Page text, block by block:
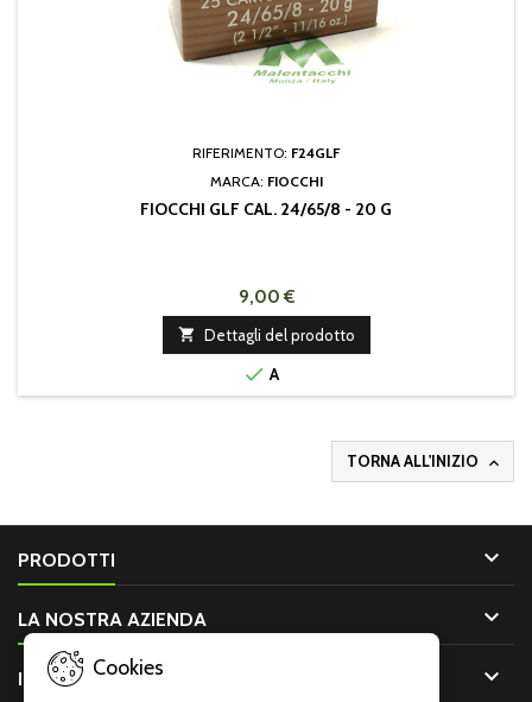
RIFERIMENTO: F24GLF
MARCA: FIOCCHI
FIOCCHI GLF CAL. 24/65/8 - 20 G
9,00 €
 Dettagli del prodotto
 A
TORNA ALL'INIZIO 
PRODOTTI 
LA NOSTRA AZIENDA 
IL TUO ACCOUNT 
Cookies